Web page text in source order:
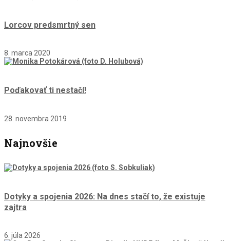
Lorcov predsmrtný sen
8. marca 2020
Poďakovať ti nestačí!
28. novembra 2019
Najnovšie
Dotyky a spojenia 2026: Na dnes stačí to, že existuje
zajtra
6. júla 2026